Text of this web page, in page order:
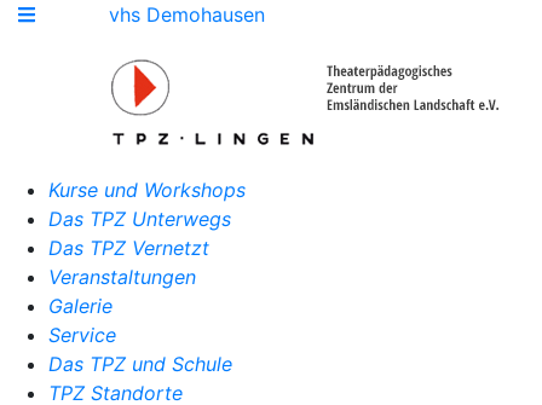
vhs Demohausen
Kurse und Workshops
Das TPZ Unterwegs
Das TPZ Vernetzt
Veranstaltungen
Galerie
Service
Das TPZ und Schule
TPZ Standorte